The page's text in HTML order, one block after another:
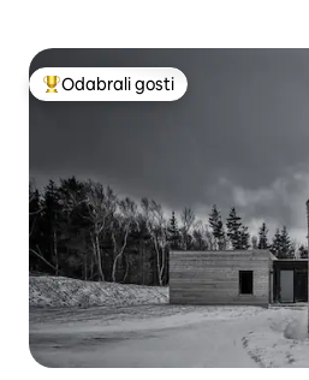
Među najviše rangiranima s
Odabrali gosti